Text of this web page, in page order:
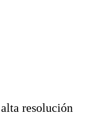
resolución